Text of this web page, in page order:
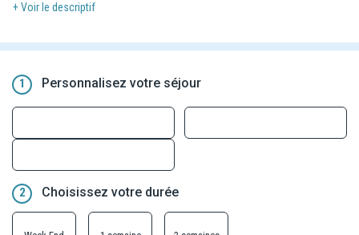
+ Voir le descriptif
1 Personnalisez votre séjour
2 Choisissez votre durée